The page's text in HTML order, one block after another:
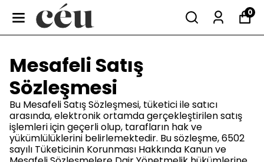
0
Mesafeli Satış
Sözleşmesi
Bu Mesafeli Satış Sözleşmesi, tüketici ile satıcı
arasında, elektronik ortamda gerçekleştirilen satış
işlemleri için geçerli olup, tarafların hak ve
yükümlülüklerini belirlemektedir. Bu sözleşme, 6502
sayılı Tüketicinin Korunması Hakkında Kanun ve